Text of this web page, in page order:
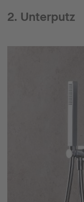
2. Unterputz